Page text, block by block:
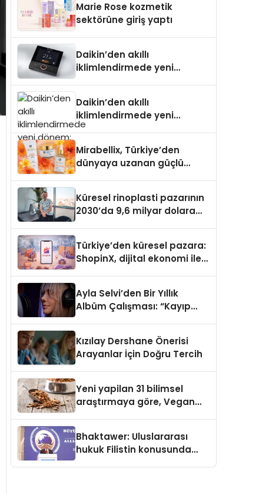
Aldı
Marie Rose kozmetik
sektörüne giriş yaptı
Daikin’den akıllı
iklimlendirmede yeni
Daikin’den akıllı
iklimlendirmede yeni
dönem: Madoka Plus
Mirabellix, Türkiye’den
dünyaya uzanan güçlü
Küresel rinoplasti pazarının
2030’da 9,6 milyar dolara
Türkiye’den küresel pazara:
ShopinX, dijital ekonomi ile
Ayla Selvi’den Bir Yıllık
Albüm Çalışması: “Kayıp
Kızılay Dershane Önerisi
Arayanlar İçin Doğru Tercih
Yeni yapilan 31 bilimsel
araştırmaya göre, Vegan
Sindirildiğini Ortaya Koydu
Bhaktawer: Uluslararası
hukuk Filistin konusunda